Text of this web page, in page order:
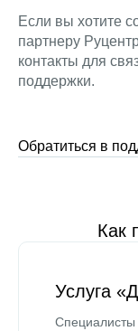
Если вы хотите
партнеру
контакты для
поддержки.
Обратиться в
Как
Услуга
Специалисты